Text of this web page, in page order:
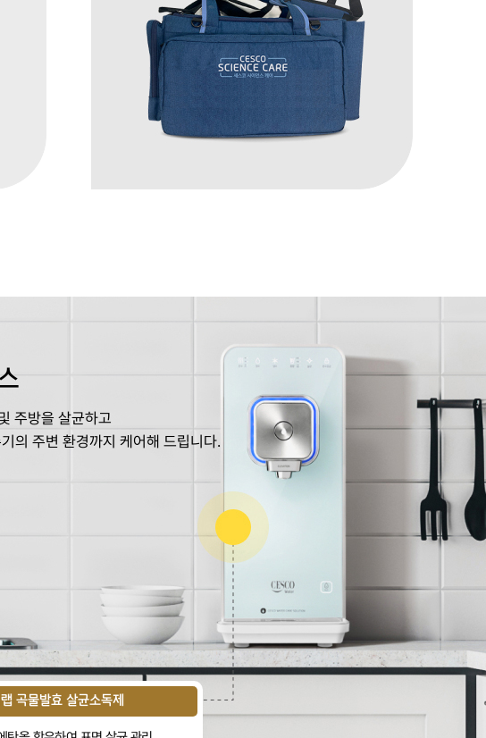
주방을 살균하고
의 주변 환경까지 케어해 드립니다.
곡물발효 살균소독제